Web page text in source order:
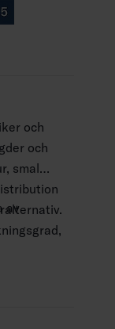
och
och
smal
av
med